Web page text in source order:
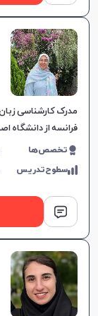
مدرک کارشناسی
تدریس زبان
تخصص‌ها
سطوح‌تدریس